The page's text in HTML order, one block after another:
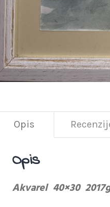
Opis
Opis
Akvarel 40×30